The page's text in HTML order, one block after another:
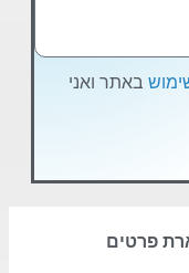
באתר ואני
פרטים